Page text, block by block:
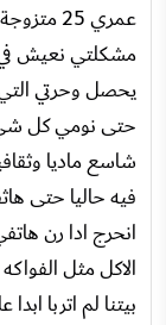
عمري
مشكلتي نعيش
يحصل وحرتي
حتى نومي كل
شاسع ماديا
فيه حاليا حتى
انحرج ادا رن
الاكل مثل
بيتنا لم اتربا